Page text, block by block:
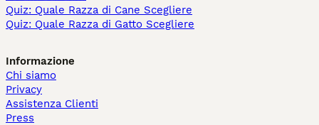
Quiz: Quale Razza di Cane Scegliere
Quiz: Quale Razza di Gatto Scegliere
Informazione
Chi siamo
Privacy
Assistenza Clienti
Press